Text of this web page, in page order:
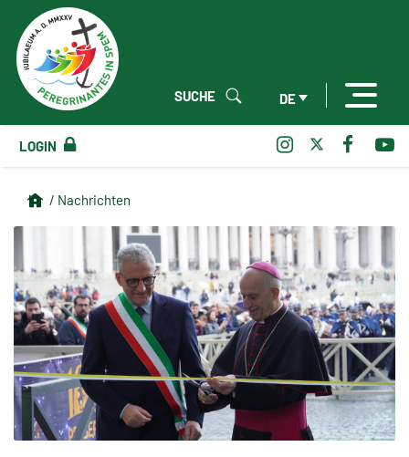
DE
SUCHE
LOGIN
/ Nachrichten